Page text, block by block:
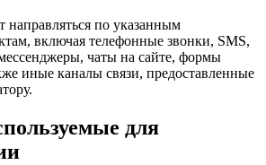
по указанным
включая телефонные звонки, SMS,
чаты на сайте, формы
иные каналы связи, предоставленные
для